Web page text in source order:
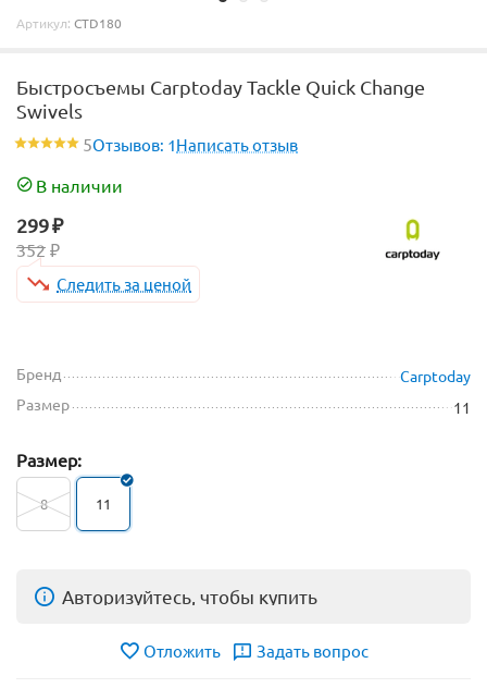
Артикул: CTD180
Быстросъемы Carptoday Tackle Quick Change
Swivels
5Отзывов: 1Написать отзыв
В наличии
299₽
352 ₽
Следить за ценой
Бренд
Carptoday
Размер
11
Размер:
8 11
Авторизуйтесь, чтобы купить
Отложить Задать вопрос